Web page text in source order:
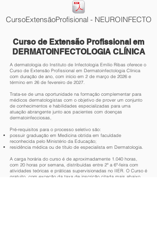
CursoExtensãoProfisional - NEUROINFECTO
Curso de Extensão Profissional em
DERMATOINFECTOLOGIA CLÍNICA
A dermatologia do Instituto de Infectologia Emílio Ribas oferece o
Curso de Extensão Profissional em Dermatoinfectologia Clínica
com duração de ano, com início em 2 de março de 2026 e
término em 26 de fevereiro de 2027.
Trata-se de uma oportunidade na formação complementar para
médicos dermatologistas com o objetivo de prover um conjunto
de conhecimentos e habilidades especializadas para uma
atuação abrangente junto aos pacientes com doenças
dermatoinfecciosas,
Pré-requisitos para o processo seletivo são:
possuir graduação em Medicina obtida em faculdade
reconhecida pelo Ministério da Educação;
residência médica ou de título de especialista em Dermatologia.
A carga horária do curso é de aproximadamente 1.040 horas,
com 20 horas por semana, distribuídas entre 2ª a 6ª-feira com
atividades teóricas e práticas supervisionadas no IIER. O Curso é
gratuito, com exceção da taxa de inscrição citada mais abaixo.